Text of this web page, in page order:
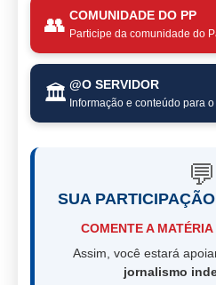
👥 COMUNIDADE DO PP
Participe da comunidade do
🏛️ @O SERVIDOR
Informação e conteúdo para
💬
SUA
COMENTE A
Assim, você estará
jornalismo